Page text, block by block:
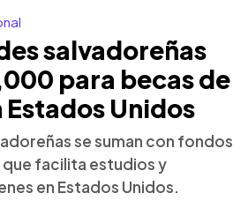
salvadoreñas
para becas de
Unidos
se suman con fondos
que facilita estudios y
en Estados Unidos.